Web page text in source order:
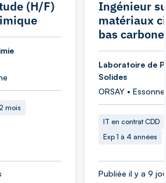
(H/F)
mois
Ingénieur
matériaux
bas
Laboratoire de
Solides
ORSAY • Essonne
IT en contrat CDD
Exp 1 à 4 années
Publiée il y a 9